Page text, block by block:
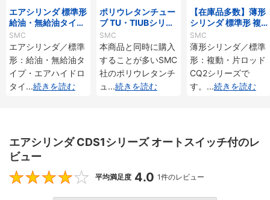
エアシリンダ 標準形
給油・無給油タイ
プ・エアハイドロタ
イプ CS1シリーズ
SMC
エアシリンダ／標準
形：給油・無給油タ
イプ・エアハイドロ
タイ...続きを読む
ポリウレタンチュー
ブ TU・TIUBシリー
ズ
SMC
本商品と同時に購入
することが多いSMC
社のポリウレタンチ
ュ ...続きを読む
【在庫品多数】薄形
シリンダ 標準形 複
動・片ロッド CQ2
シリーズ
SMC
薄形シリンダ／標準
形：複動・片ロッド
CQ2シリーズで
す。 ...続きを読む
エアシリンダ CDS1シリーズ オートスイッチ付のレ
ビュー
4
平均満足度 4.0 1件のレビュー